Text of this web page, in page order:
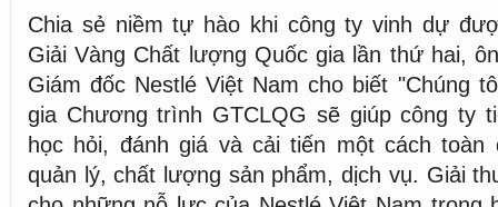
Chia sẻ niềm tự hào khi công ty vinh dự
Giải Vàng Chất lượng Quốc gia lần thứ hai,
Giám đốc Nestlé Việt Nam cho biết "Chúng
gia Chương trình GTCLQG sẽ giúp công ty
học hỏi, đánh giá và cải tiến một cách toàn
quản lý, chất lượng sản phẩm, dịch vụ. Giải